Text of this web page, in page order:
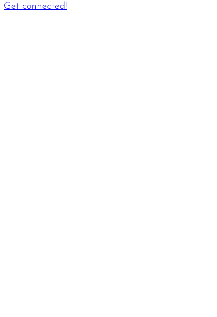
Get connected!